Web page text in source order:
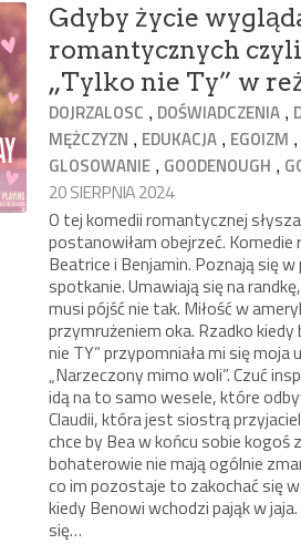
Gdyby życie
romantycznych
„Tylko nie Ty” w
DOJRZALOSC , DOŚWIADCZENIA ,
MĘŻCZYZN , EDUKACJA , EGOIZM ,
GLOSOWANIE , GOODENOUGH ,
20 SIERPNIA 2024
O tej komedii romantycznej
postanowiłam obejrzeć.
Beatrice i Benjamin. Poznają się
spotkanie. Umawiają się na
musi pójść nie tak. Miłość w
przymrużeniem oka. Rzadko
nie TY” przypomniała mi się
„Narzeczony mimo woli”. Czuć
idą na to samo wesele, które
Claudii, która jest siostrą
chce by Bea w końcu sobie kogoś
bohaterowie nie mają ogólnie
co im pozostaje to zakochać się
kiedy Benowi wchodzi pająk w
się…